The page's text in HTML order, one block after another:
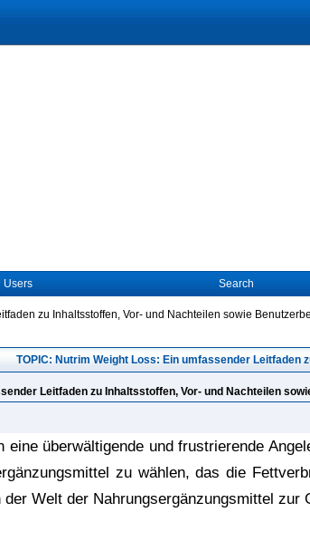
Users Search
zu Inhaltsstoffen, Vor- und Nachteilen sowie
TOPIC: Nutrim Weight Loss: Ein umfassender Leitfaden
Leitfaden zu Inhaltsstoffen, Vor- und Nachteilen
eine überwältigende und frustrierende
zu wählen, das die
Welt der Nahrungsergänzungsmittel